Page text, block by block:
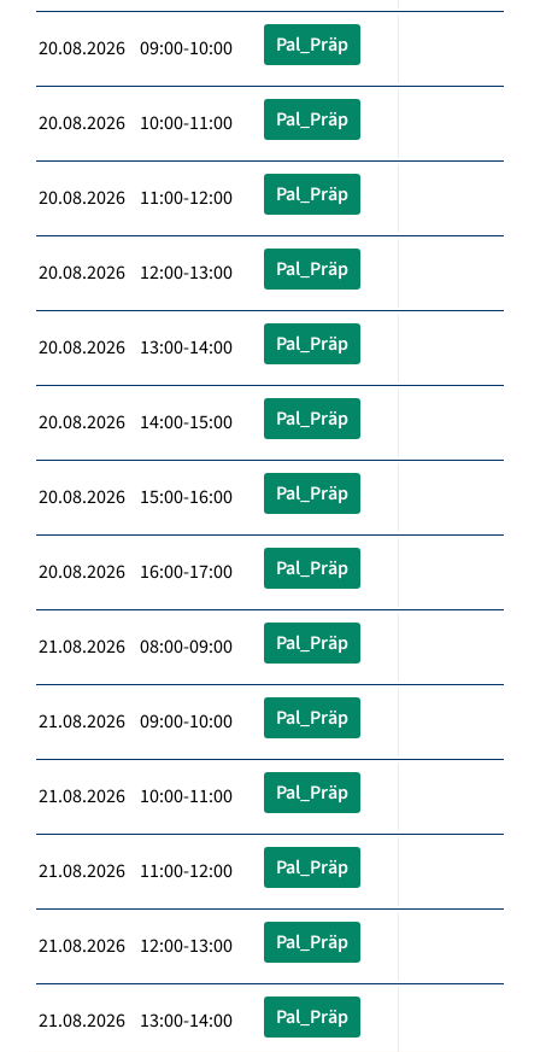
20.08.2026 09:00-10:00 Pal_Präp
20.08.2026 10:00-11:00 Pal_Präp
20.08.2026 11:00-12:00 Pal_Präp
20.08.2026 12:00-13:00 Pal_Präp
20.08.2026 13:00-14:00 Pal_Präp
20.08.2026 14:00-15:00 Pal_Präp
20.08.2026 15:00-16:00 Pal_Präp
20.08.2026 16:00-17:00 Pal_Präp
21.08.2026 08:00-09:00 Pal_Präp
21.08.2026 09:00-10:00 Pal_Präp
21.08.2026 10:00-11:00 Pal_Präp
21.08.2026 11:00-12:00 Pal_Präp
21.08.2026 12:00-13:00 Pal_Präp
21.08.2026 13:00-14:00 Pal_Präp